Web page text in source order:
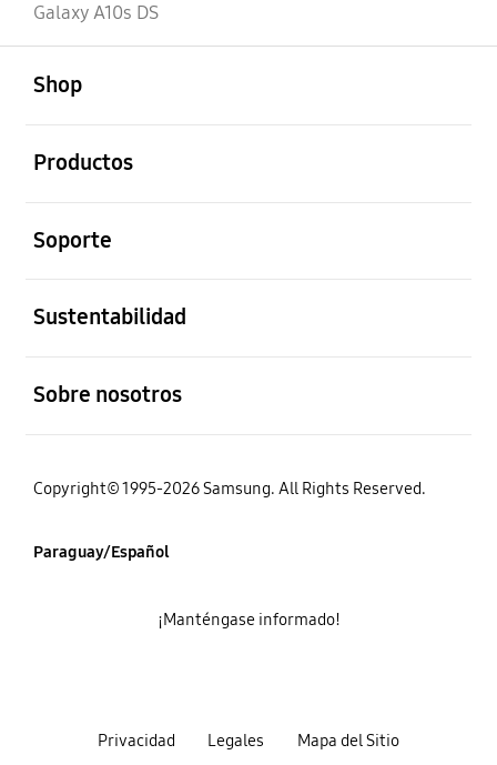
Galaxy A10s DS
Shop
Productos
Soporte
Sustentabilidad
Sobre nosotros
Copyright© 1995-2026 Samsung. All Rights Reserved.
Paraguay/Español
Privacidad Legales Mapa del Sitio
¡Manténgase informado!